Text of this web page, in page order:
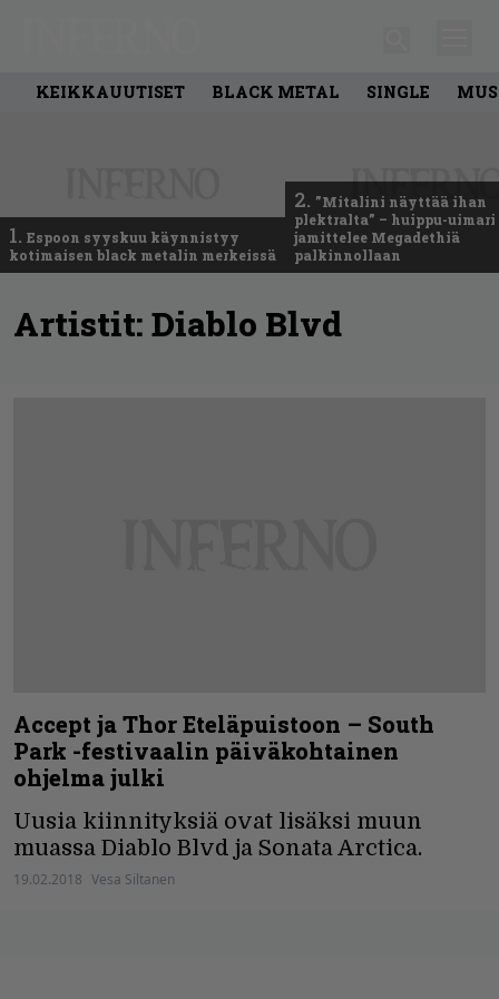
KEIKKAUUTISET BLACK METAL SINGLE
1. Espoon syyskuu käynnistyy
kotimaisen black metalin merkeissä
2. ”Mitalini näyttää ihan
plektralta” – huippu-uimari
jamittelee Megadethiä
palkinnollaan
Artistit: Diablo Blvd
Accept ja Thor Eteläpuistoon – South
Park -festivaalin päiväkohtainen
ohjelma julki
Uusia kiinnityksiä ovat lisäksi muun
muassa Diablo Blvd ja Sonata Arctica.
19.02.2018 Vesa Siltanen